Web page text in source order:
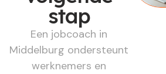
stap
Een jobcoach in
Middelburg ondersteunt
werknemers en